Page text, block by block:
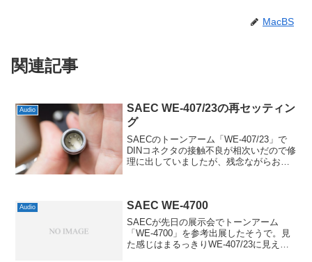
MacBS
関連記事
Audio
SAEC WE-407/23の再セッティン
グ
SAECのトーンアーム「WE-407/23」で
DINコネクタの接触不良が相次いだので修
理に出していましたが、残念ながらお店
こるオルト...
Audio SAEC WE-4700
SAECが先日の展示会でトーンアーム
「WE-4700」を参考出展したそうで。見
た感じはまるっきりWE-407/23に見えま